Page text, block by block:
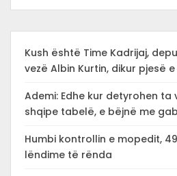
Kush është Time Kadrijaj,
vezë Albin Kurtin, dikur pjesë
Ademi: Edhe kur detyrohen ta
shqipe tabelë, e bëjnë me
Humbi kontrollin e mopedit,
lëndime të rënda